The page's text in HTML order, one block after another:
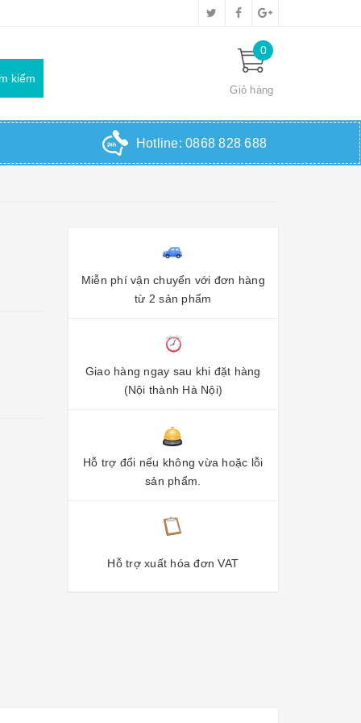
0
Giỏ hàng
Hotline: 0868 828 688
Miễn phí vận chuyển với đơn hàng
từ 2 sản phẩm
Giao hàng ngay sau khi đặt hàng
(Nội thành Hà Nội)
Hỗ trợ đổi nếu không vừa hoặc lỗi
sản phẩm.
Hỗ trợ xuất hóa đơn VAT